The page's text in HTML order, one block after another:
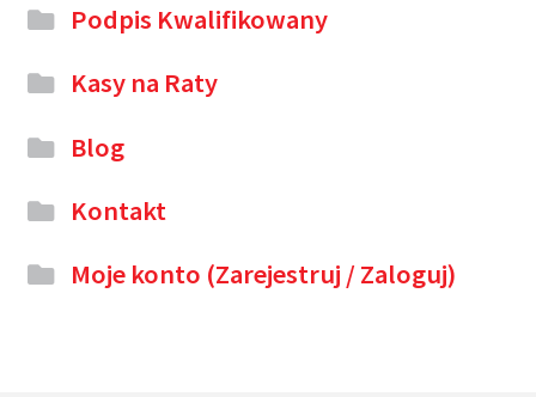
Podpis Kwalifikowany
Kasy na Raty
Blog
Kontakt
Moje konto (Zarejestruj / Zaloguj)